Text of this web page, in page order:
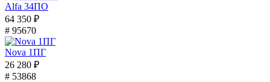
Alfa 34ПО
64 350 ₽
# 95670
Nova 1ПГ
26 280 ₽
# 53868